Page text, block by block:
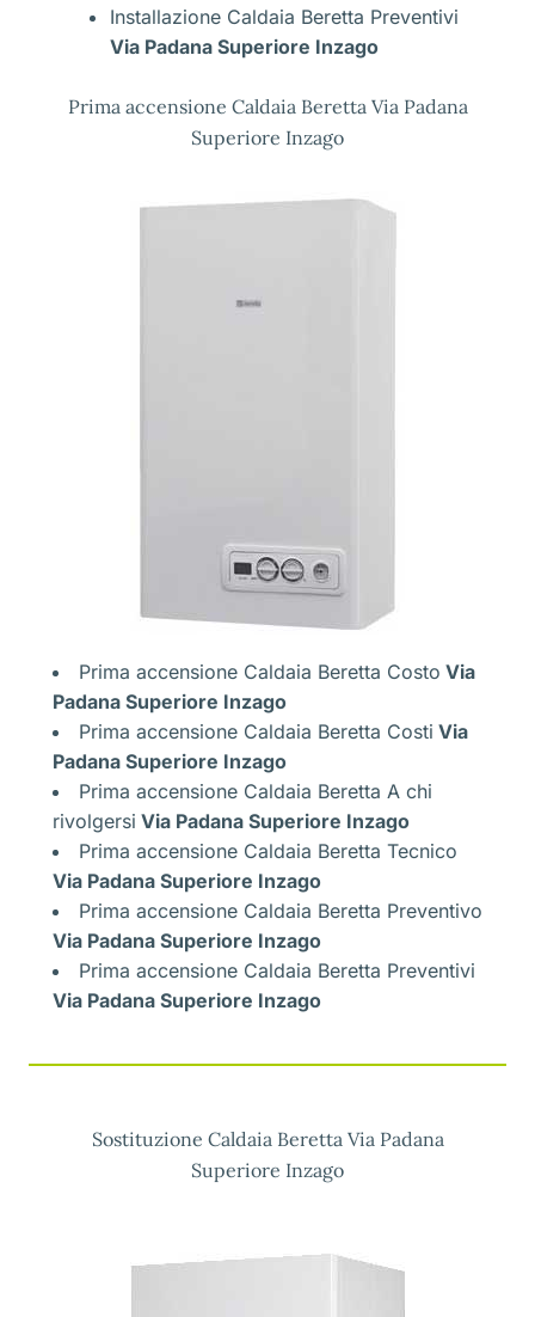
Installazione Caldaia Beretta Preventivi
Via Padana Superiore Inzago
Prima accensione Caldaia Beretta Via Padana
Superiore Inzago
Prima accensione Caldaia Beretta Costo Via
Padana Superiore Inzago
Prima accensione Caldaia Beretta Costi Via
Padana Superiore Inzago
Prima accensione Caldaia Beretta A chi
rivolgersi Via Padana Superiore Inzago
Prima accensione Caldaia Beretta Tecnico
Via Padana Superiore Inzago
Prima accensione Caldaia Beretta Preventivo
Via Padana Superiore Inzago
Prima accensione Caldaia Beretta Preventivi
Via Padana Superiore Inzago
Sostituzione Caldaia Beretta Via Padana
Superiore Inzago